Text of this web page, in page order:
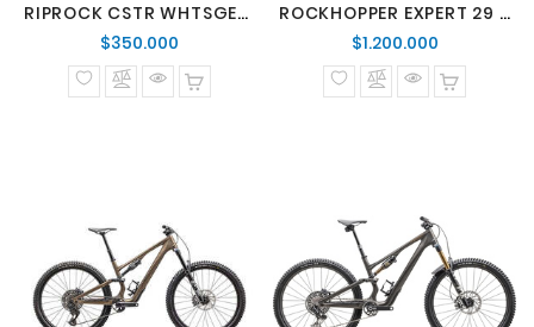
RIPROCK CSTR WHTSGE/DUNEWHT
$350.000
normal
ROCKHOPPER EXPERT 29 BRA LGNBLU/LTSIL XL
$1.200.000Precio
normal